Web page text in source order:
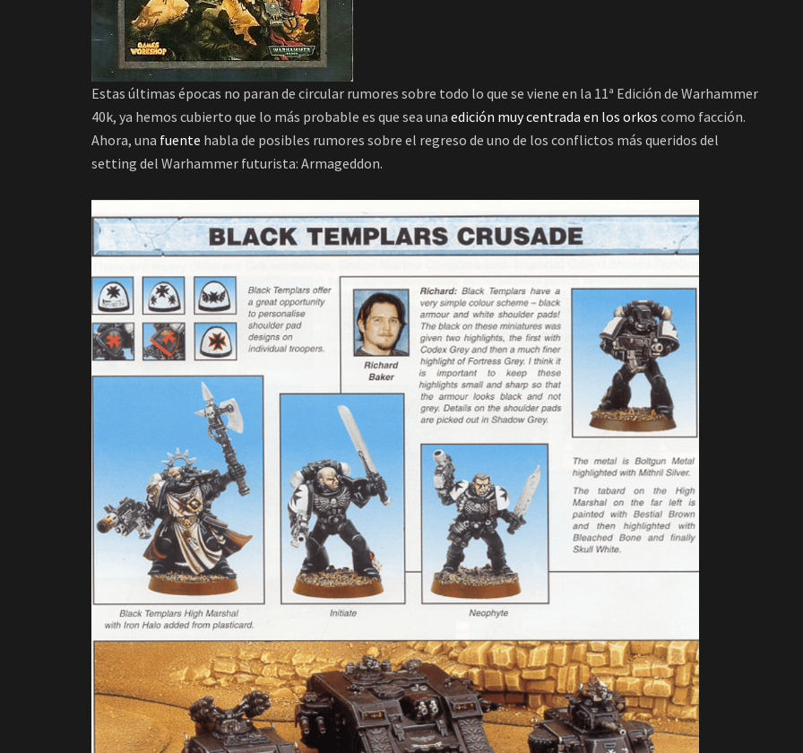
Estas últimas épocas no paran de circular rumores sobre todo lo que se viene en la 11ª Edición de Warhammer
40k, ya hemos cubierto que lo más probable es que sea una edición muy centrada en los orkos como facción.
Ahora, una fuente habla de posibles rumores sobre el regreso de uno de los conflictos más queridos del
setting del Warhammer futurista: Armageddon.